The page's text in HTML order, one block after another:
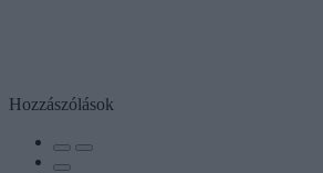
Hozzászólások